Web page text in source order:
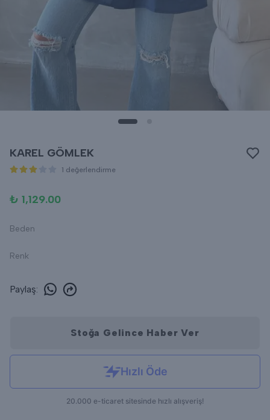
KAREL GÖMLEK
1 değerlendirme
₺ 1,129.00
Beden
Renk
Paylaş:
Stoğa Gelince Haber Ver